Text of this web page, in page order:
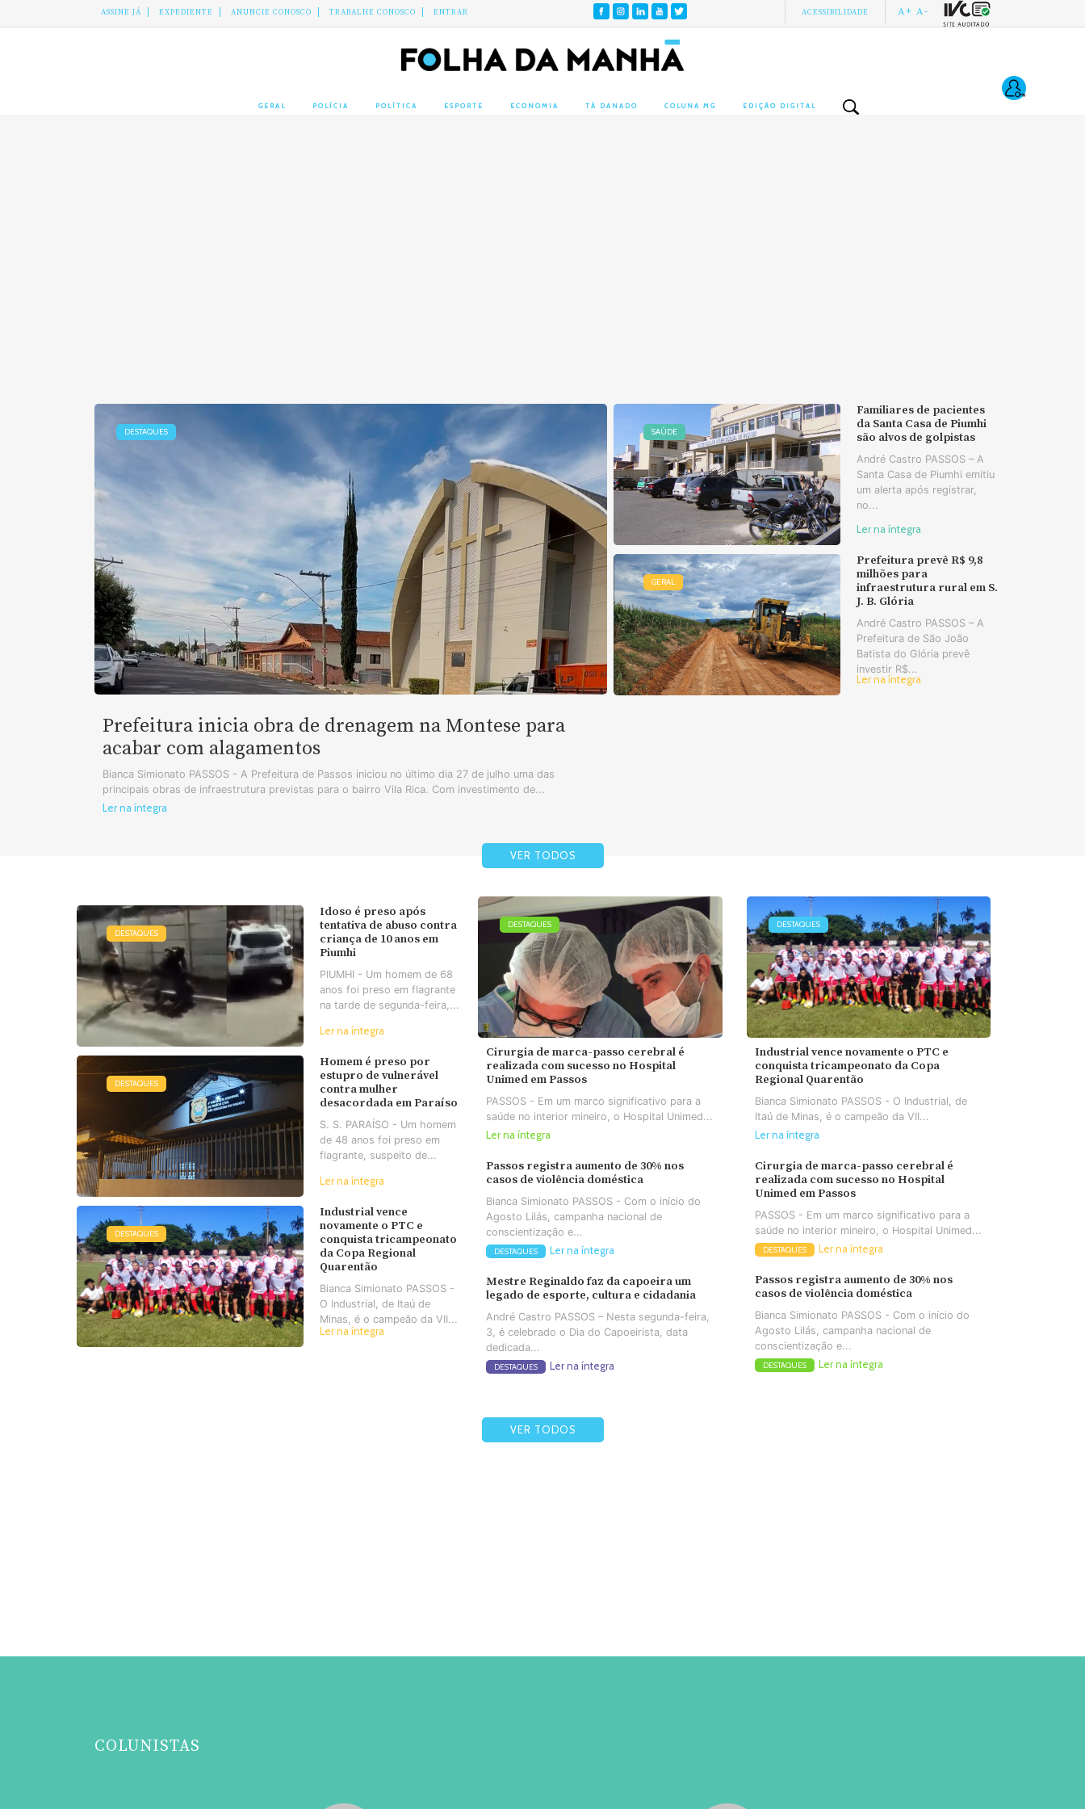
ASSINE JÁ EXPEDIENTE ANUNCIE CONOSCO TRABALHE CONOSCO ENTRAR ACESSIBILIDADE A+ A-
GERAL POLÍCIA POLÍTICA ESPORTE ECONOMIA TÁ DANADO COLUNA MG EDIÇÃO DIGITAL
DESTAQUES
Prefeitura inicia obra de drenagem na Montese para
acabar com alagamentos
Bianca Simionato PASSOS - A Prefeitura de Passos iniciou no último dia 27 de julho uma das
principais obras de infraestrutura previstas para o bairro Vila Rica. Com investimento de...
Ler na íntegra
SAÚDE
Familiares de pacientes
da Santa Casa de Piumhi
são alvos de golpistas
André Castro PASSOS – A
Santa Casa de Piumhi emitiu
um alerta após registrar,
no...
Ler na íntegra
GERAL
Prefeitura prevê R$ 9,8
milhões para
infraestrutura rural em S.
J. B. Glória
André Castro PASSOS – A
Prefeitura de São João
Batista do Glória prevê
investir R$...
Ler na íntegra
VER TODOS
DESTAQUES
Idoso é preso após
tentativa de abuso contra
criança de 10 anos em
Piumhi
PIUMHI - Um homem de 68
anos foi preso em flagrante
na tarde de segunda-feira,...
Ler na íntegra
DESTAQUES
Homem é preso por
estupro de vulnerável
contra mulher
desacordada em Paraíso
S. S. PARAÍSO - Um homem
de 48 anos foi preso em
flagrante, suspeito de...
Ler na íntegra
DESTAQUES
Industrial vence
novamente o PTC e
conquista tricampeonato
da Copa Regional
Quarentão
Bianca Simionato PASSOS -
O Industrial, de Itaú de
Minas, é o campeão da VII...
Ler na íntegra
DESTAQUES
Cirurgia de marca-passo cerebral é
realizada com sucesso no Hospital
Unimed em Passos
PASSOS - Em um marco significativo para a
saúde no interior mineiro, o Hospital Unimed...
Ler na íntegra
Passos registra aumento de 30% nos
casos de violência doméstica
Bianca Simionato PASSOS - Com o início do
Agosto Lilás, campanha nacional de
conscientização e...
DESTAQUES Ler na íntegra
Mestre Reginaldo faz da capoeira um
legado de esporte, cultura e cidadania
André Castro PASSOS – Nesta segunda-feira,
3, é celebrado o Dia do Capoeirista, data
dedicada...
DESTAQUES Ler na íntegra
DESTAQUES
Industrial vence novamente o PTC e
conquista tricampeonato da Copa
Regional Quarentão
Bianca Simionato PASSOS - O Industrial, de
Itaú de Minas, é o campeão da VII...
Ler na íntegra
Cirurgia de marca-passo cerebral é
realizada com sucesso no Hospital
Unimed em Passos
PASSOS - Em um marco significativo para a
saúde no interior mineiro, o Hospital Unimed...
DESTAQUES Ler na íntegra
Passos registra aumento de 30% nos
casos de violência doméstica
Bianca Simionato PASSOS - Com o início do
Agosto Lilás, campanha nacional de
conscientização e...
DESTAQUES Ler na íntegra
VER TODOS
COLUNISTAS